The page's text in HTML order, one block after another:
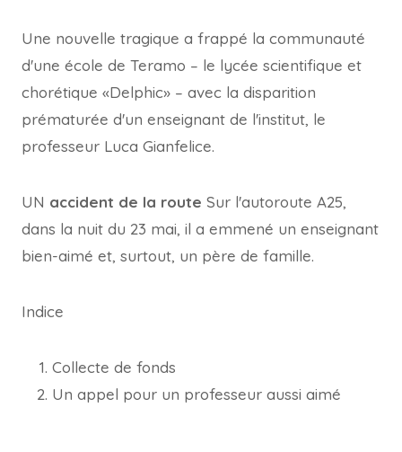
Une nouvelle tragique a frappé la communauté
d'une école de Teramo – le lycée scientifique et
chorétique «Delphic» – avec la disparition
prématurée d'un enseignant de l'institut, le
professeur Luca Gianfelice.
UN accident de la route Sur l'autoroute A25,
dans la nuit du 23 mai, il a emmené un enseignant
bien-aimé et, surtout, un père de famille.
Indice
Collecte de fonds
Un appel pour un professeur aussi aimé